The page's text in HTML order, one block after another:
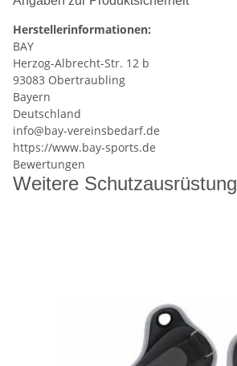
Herstellerinformationen:
BAY
Herzog-Albrecht-Str. 12 b
93083 Obertraubling
Bayern
Deutschland
info@bay-vereinsbedarf.de
https://www.bay-sports.de
Bewertungen
Weitere Schutzausrüstung